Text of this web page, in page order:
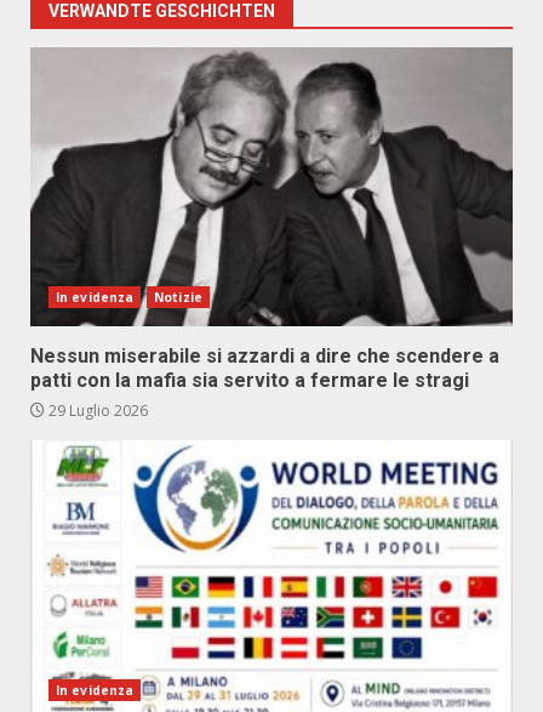
VERWANDTE GESCHICHTEN
In evidenza Notizie
Nessun miserabile si azzardi a dire che scendere a
patti con la mafia sia servito a fermare le stragi
29 Luglio 2026
In evidenza